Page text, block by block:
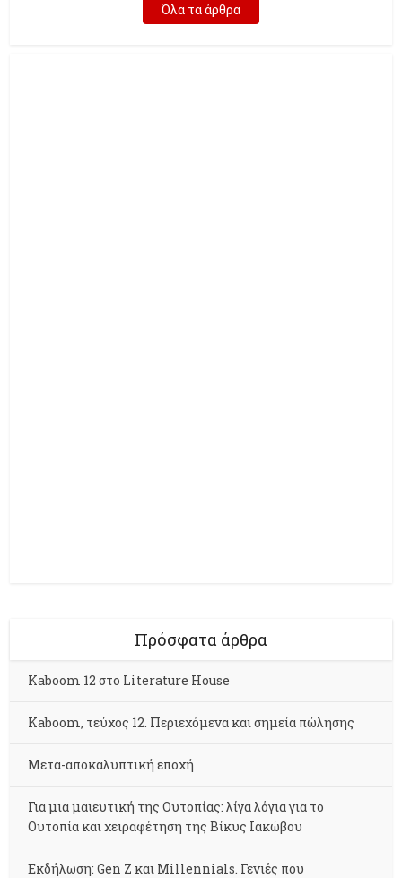
Όλα τα άρθρα
Πρόσφατα άρθρα
Kaboom 12 στο Literature House
Kaboom, τεύχος 12. Περιεχόμενα και σημεία πώλησης
Μετα-αποκαλυπτική εποχή
Για μια μαιευτική της Ουτοπίας: λίγα λόγια για το
Ουτοπία και χειραφέτηση της Βίκυς Ιακώβου
Εκδήλωση: Gen Z και Millennials. Γενιές που